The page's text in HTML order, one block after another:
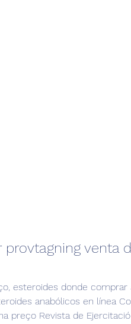
provtagning venta
esteroides donde comprar
anabólicos en línea
preço Revista de